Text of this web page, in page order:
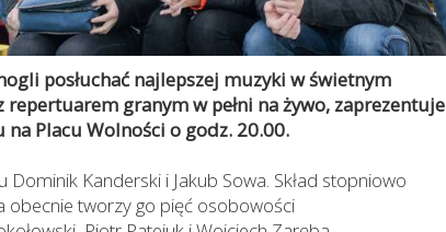
posłuchać najlepszej muzyki w świetnym
granym w pełni na żywo, zaprezentuje
Placu Wolności o godz. 20.00.
Dominik Kanderski i Jakub Sowa. Skład stopniowo
obecnie tworzy go pięć osobowości